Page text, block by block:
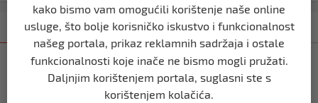
Kategorija Najnovije Najčitanije
BIHAĆ
Bišćanin Anes Ramić osvojio Mont
Blanc – najviši vrh Alpa (4.810 m)
kako bismo vam omogućili korištenje naše online
usluge, što bolje korisničko iskustvo i funkcionalnost
našeg portala, prikaz reklamnih sadržaja i ostale
funkcionalnosti koje inače ne bismo mogli pružati.
Daljnjim korištenjem portala, suglasni ste s
korištenjem kolačića.